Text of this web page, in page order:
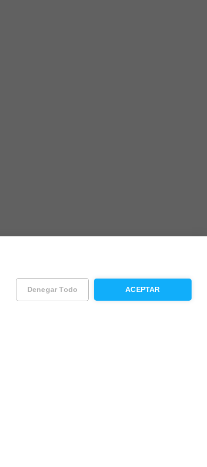
Denegar Todo ACEPTAR